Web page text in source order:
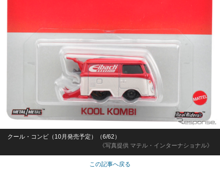
《写真提供 マテル・インターナショナル》
クール・コンビ（10月発売予定）（6/62）
この記事へ戻る